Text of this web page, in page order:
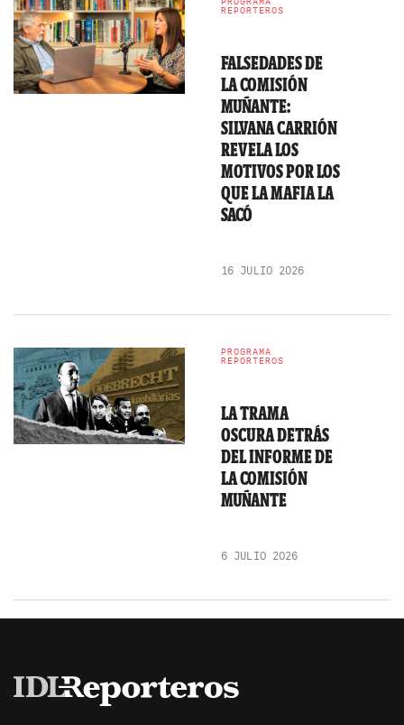
REPORTEROS
FALSEDADES DE
LA COMISIÓN
MUÑANTE:
SILVANA CARRIÓN
REVELA LOS
MOTIVOS POR LOS
QUE LA MAFIA LA
SACÓ
16 JULIO 2026
PROGRAMA
REPORTEROS
LA TRAMA
OSCURA DETRÁS
DEL INFORME DE
LA COMISIÓN
MUÑANTE
6 JULIO 2026